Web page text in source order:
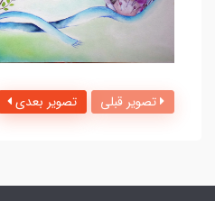
تصویر قبلی تصویر بعدی